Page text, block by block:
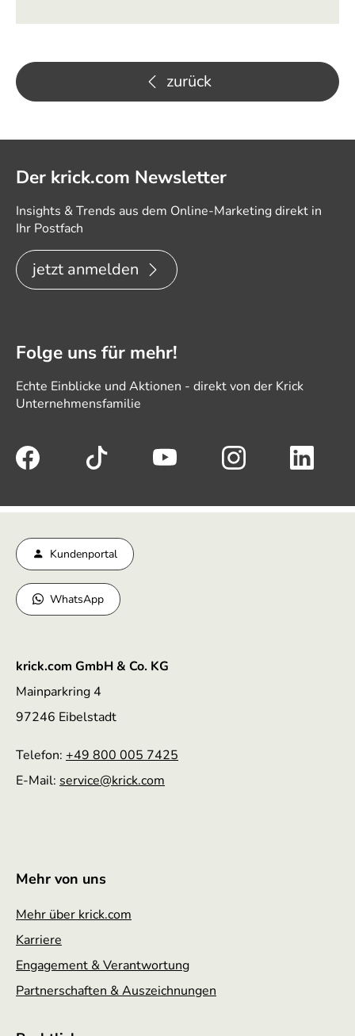
zurück
Der krick.com Newsletter
Insights & Trends aus dem Online-Marketing direkt in
Ihr Postfach
jetzt anmelden
Folge uns für mehr!
Echte Einblicke und Aktionen - direkt von der Krick
Unternehmensfamilie
Kundenportal
WhatsApp
krick.com GmbH & Co. KG
Mainparkring 4
97246 Eibelstadt
Telefon: +49 800 005 7425
E-Mail: service@krick.com
Mehr von uns
Mehr über krick.com
Karriere
Engagement & Verantwortung
Partnerschaften & Auszeichnungen